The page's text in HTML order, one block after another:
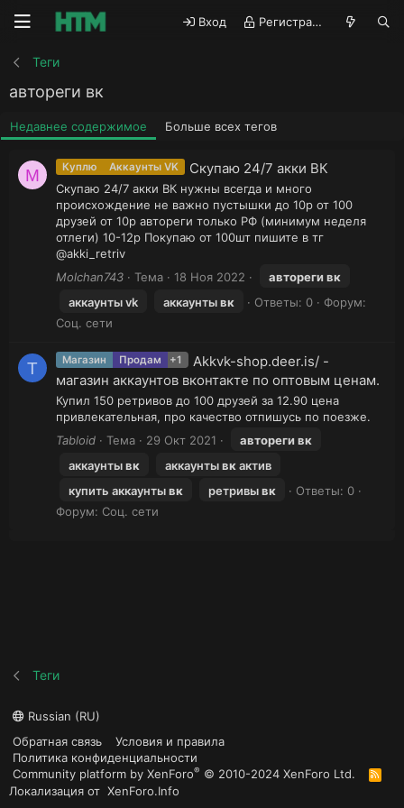
Вход Регистрация
Теги
автореги вк
Недавнее содержимое Больше всех тегов
M Куплю Аккаунты VK Скупаю 24/7 акки ВК
Скупаю 24/7 акки ВК нужны всегда и много
происхождение не важно пустышки до 10р от 100
друзей от 10р автореги только РФ (минимум неделя
отлеги) 10-12р Покупаю от 100шт пишите в тг
@akki_retriv
Molchan743
Тема 18 Ноя 2022 авторегивк
аккаунты vk
аккаунтывк Ответы: 0
Форум:
Соц. сети
T Магазин Продам +1
Akkvk-shop.deer.is/ -
магазин аккаунтов вконтакте по оптовым ценам.
Купил 150 ретривов до 100 друзей за 12.90 цена
привлекательная, про качество отпишусь по поезже.
Tabloid
Тема 29 Окт 2021 авторегивк
аккаунтывк аккаунтывкактив
купить аккаунтывк ретривывк
Ответы: 0
Форум: Соц. сети
Теги
Russian (RU)
Обратная связь
Условия и правила
Политика конфиденциальности
Community platform by XenForo® © 2010-2024 XenForo Ltd.
R
S
Локализация от XenForo.Info